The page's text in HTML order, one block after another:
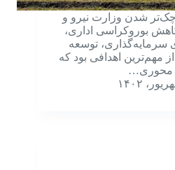
شدن وزارت نیرو و
بوروکراسی اداری،
سرمایه‌گذاری، توسعه
مهم‌ترین اهدافی بود که